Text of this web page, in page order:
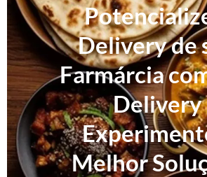
Delivery de
Farmárcia
Delivery
Melhor